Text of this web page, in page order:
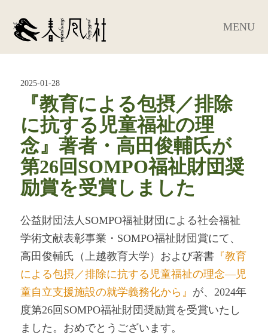
MENU
2025-01-28
『教育による包摂／排除
に抗する児童福祉の理
念』著者・高田俊輔氏が
第26回SOMPO福祉財団奨
励賞を受賞しました
公益財団法人SOMPO福祉財団による社会福祉
学術文献表彰事業・SOMPO福祉財団賞にて、
高田俊輔氏（上越教育大学）および著書 『教育
による包摂／排除に抗する児童福祉の理念―児
童自立支援施設の就学義務化から』 が、2024年
度第26回SOMPO福祉財団奨励賞を受賞いたし
ました。おめでとうございます。